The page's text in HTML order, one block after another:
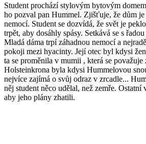
Student prochází stylovým bytovým
ho pozval pan Hummel. Zjišťuje, že dům je
nemocí. Student se dozvídá, že svět je
trpět, aby dosáhly spásy. Setkává se s řadou
Mladá dáma trpí záhadnou nemocí a nejrad
pokoji mezi hyacinty. Její otec byl kdysi
ta se proměnila v mumii , která se považuje
Holsteinkrona byla kdysi Hummelovou
nejvíce zajímá o svůj odraz v zrcadle...
něj student něco udělal, než zemře. Ostatní
aby jeho plány zhatili.